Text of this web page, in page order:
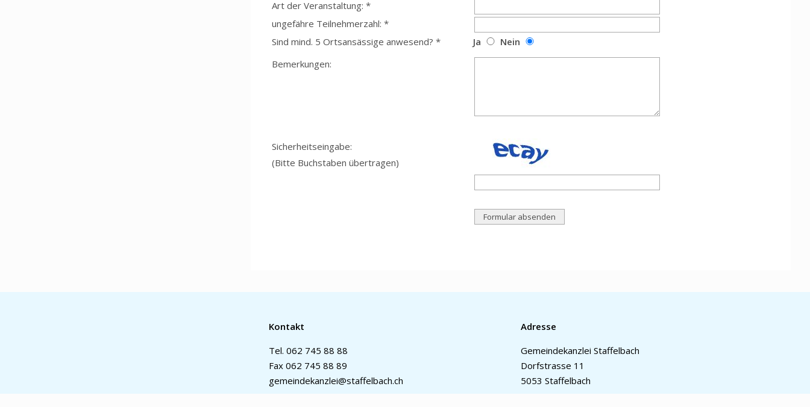
Art der Veranstaltung: *
ungefähre Teilnehmerzahl: *
Sind mind. 5 Ortsansässige anwesend? *
Ja
Nein
Bemerkungen:
Sicherheitseingabe:
(Bitte Buchstaben übertragen)
Kontakt
Tel. 062 745 88 88
Fax 062 745 88 89
gemeindekanzlei@staffelbach.ch
Adresse
Gemeindekanzlei Staffelbach
Dorfstrasse 11
5053 Staffelbach